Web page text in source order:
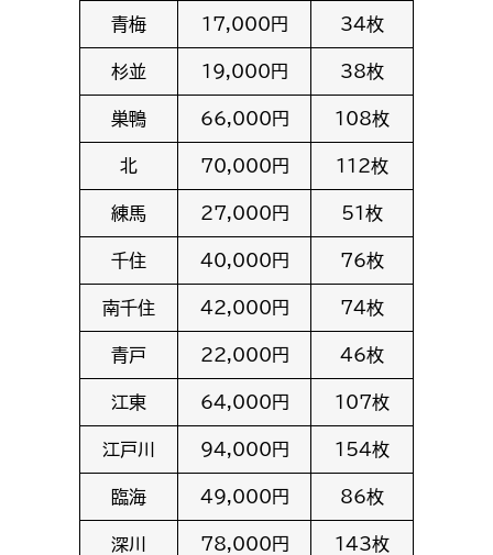
青梅 17,000円 34枚
杉並 19,000円 38枚
巣鴨 66,000円 108枚
北 70,000円 112枚
練馬 27,000円 51枚
千住 40,000円 76枚
南千住 42,000円 74枚
青戸 22,000円 46枚
江東 64,000円 107枚
江戸川 94,000円 154枚
臨海 49,000円 86枚
深川 78,000円 143枚